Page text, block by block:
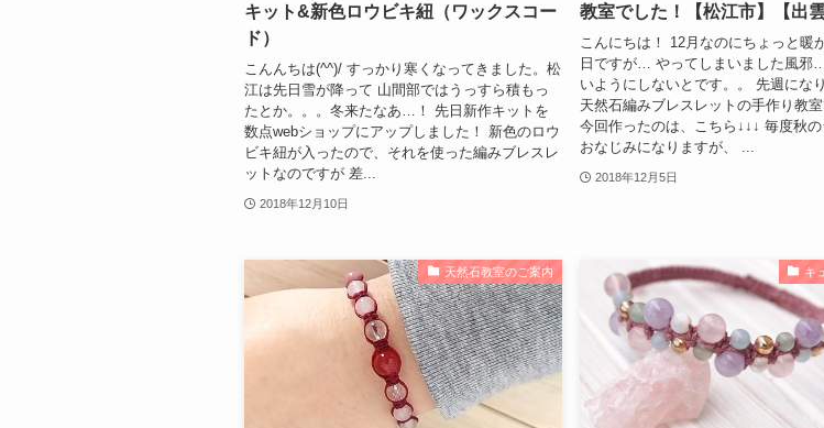
キット&新色ロウビキ紐（ワックスコー
ド）
こんんちは(^^)/ すっかり寒くなってきました。松
江は先日雪が降って 山間部ではうっすら積もっ
たとか。。。冬来たなあ…！ 先日新作キットを
数点webショップにアップしました！ 新色のロウ
ビキ紐が入ったので、それを使った編みブレスレ
ットなのですが 差...
2018年12月10日
教室でした！【松江市】【出雲
こんにちは！ 12月なのにちょっと暖
日ですが… やってしまいました風邪
いようにしないとです。。 先週にな
天然石編みブレスレットの手作り教室
今回作ったのは、こちら↓↓↓ 毎度秋
おなじみになりますが、 ...
2018年12月5日
天然石教室のご案内 キ